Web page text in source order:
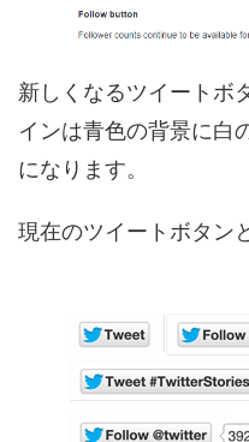
新しくなるツイートボ
インは青色の背景に白
になります。
現在のツイートボタン